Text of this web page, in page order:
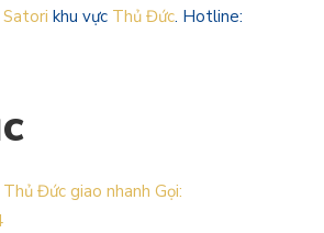
Satori khu vực Thủ Đức. Hotline:
Đức giao nhanh Gọi: